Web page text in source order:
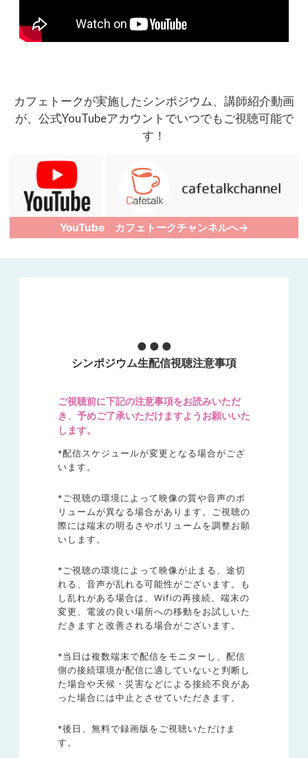
カフェトークが実施したシンポジウム、講師紹介動画
が、 公式YouTubeアカウントでいつでもご視聴可能で
す！
YouTube カフェトークチャンネルへ→
シンポジウム生配信視聴注意事項
ご視聴前に下記の注意事項をお読みいただ
き、予めご了承いただけますようお願いいた
します。
*配信スケジュールが変更となる場合がござ
います。
*ご視聴の環境によって映像の質や音声のボ
リュームが異なる場合があります。ご視聴の
際には端末の明るさやボリュームを調整お願
いします。
*ご視聴の環境によって映像が止まる、途切
れる、音声が乱れる可能性がございます。も
し乱れがある場合は、Wifiの再接続、端末の
変更、電波の良い場所への移動をお試しいた
だきますと改善される場合がございます。
*当日は複数端末で配信をモニターし、配信
側の接続環境が配信に適していないと判断し
た場合や天候・災害などによる接続不良があ
った場合には中止とさせていただきます。
*後日、無料で録画版をご視聴いただけま
す。